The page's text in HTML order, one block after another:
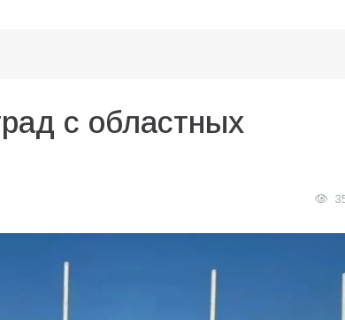
с областных